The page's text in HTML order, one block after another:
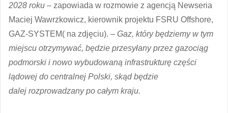
2028 roku – zapowiada w rozmowie z agencją Newseria
Maciej Wawrzkowicz, kierownik projektu FSRU Offshore,
GAZ-SYSTEM( na zdjęciu). – Gaz, który będziemy w tym
miejscu otrzymywać, będzie przesyłany przez gazociąg
podmorski i nowo wybudowaną infrastrukturę części
lądowej do centralnej Polski, skąd będzie
dalej rozprowadzany po całym kraju.